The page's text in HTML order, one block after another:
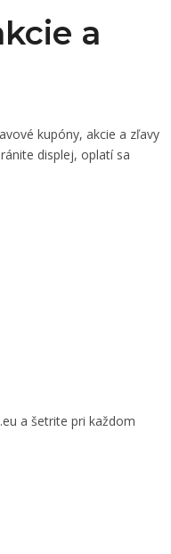
a
kupóny, akcie a zľavy
displej, oplatí sa
a šetrite pri každom